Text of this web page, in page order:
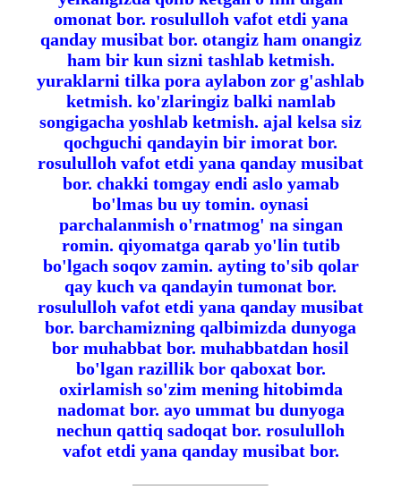
omonat bor. rosululloh vafot etdi yana
qanday musibat bor. otangiz ham onangiz
ham bir kun sizni tashlab ketmish.
yuraklarni tilka pora aylabon zor g'ashlab
ketmish. ko'zlaringiz balki namlab
songigacha yoshlab ketmish. ajal kelsa siz
qochguchi qandayin bir imorat bor.
rosululloh vafot etdi yana qanday musibat
bor. chakki tomgay endi aslo yamab
bo'lmas bu uy tomin. oynasi
parchalanmish o'rnatmog' na singan
romin. qiyomatga qarab yo'lin tutib
bo'lgach soqov zamin. ayting to'sib qolar
qay kuch va qandayin tumonat bor.
rosululloh vafot etdi yana qanday musibat
bor. barchamizning qalbimizda dunyoga
bor muhabbat bor. muhabbatdan hosil
bo'lgan razillik bor qaboxat bor.
oxirlamish so'zim mening hitobimda
nadomat bor. ayo ummat bu dunyoga
nechun qattiq sadoqat bor. rosululloh
vafot etdi yana qanday musibat bor.